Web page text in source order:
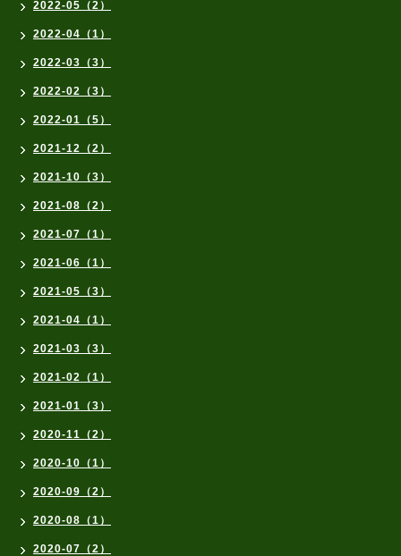
2022-05（2）
2022-04（1）
2022-03（3）
2022-02（3）
2022-01（5）
2021-12（2）
2021-10（3）
2021-08（2）
2021-07（1）
2021-06（1）
2021-05（3）
2021-04（1）
2021-03（3）
2021-02（1）
2021-01（3）
2020-11（2）
2020-10（1）
2020-09（2）
2020-08（1）
2020-07（2）